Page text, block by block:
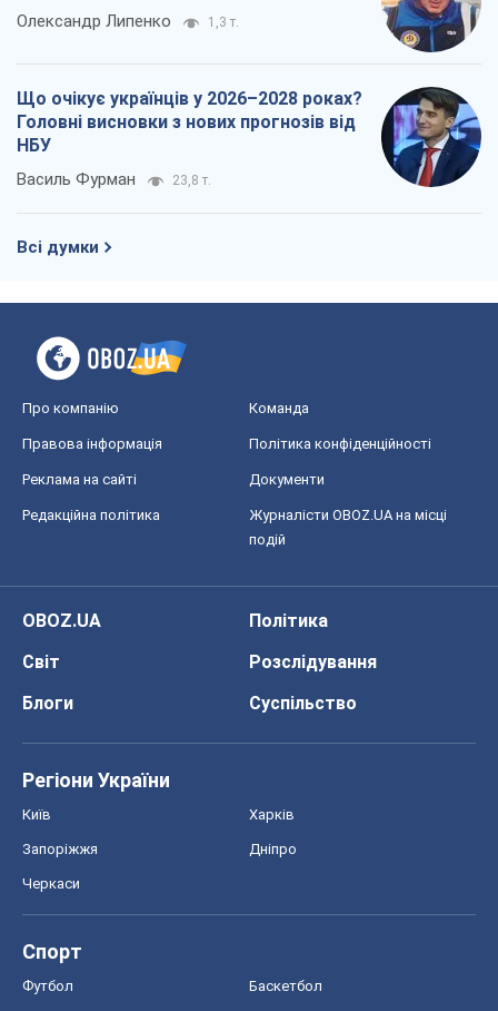
Олександр Липенко 1,3 т.
Що очікує українців у 2026–2028 роках?
Головні висновки з нових прогнозів від
НБУ
Василь Фурман 23,8 т.
Всі думки
Про компанію Команда
Правова інформація Політика конфіденційності
Реклама на сайті Документи
Редакційна політика
Журналісти OBOZ.UA на місці
подій
OBOZ.UA
Політика
Світ
Розслідування
Блоги
Суспільство
Регіони України
Київ Харків
Запоріжжя Дніпро
Черкаси
Спорт
Футбол Баскетбол